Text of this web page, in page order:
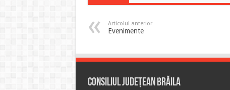
Articolul anterior
Evenimente
Consiliul Județean Brăila